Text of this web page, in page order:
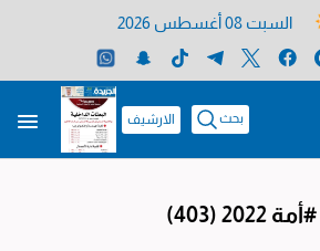
السبت 08 أغسطس 2026
بحث الارشيف
#أمة 2022 (403)